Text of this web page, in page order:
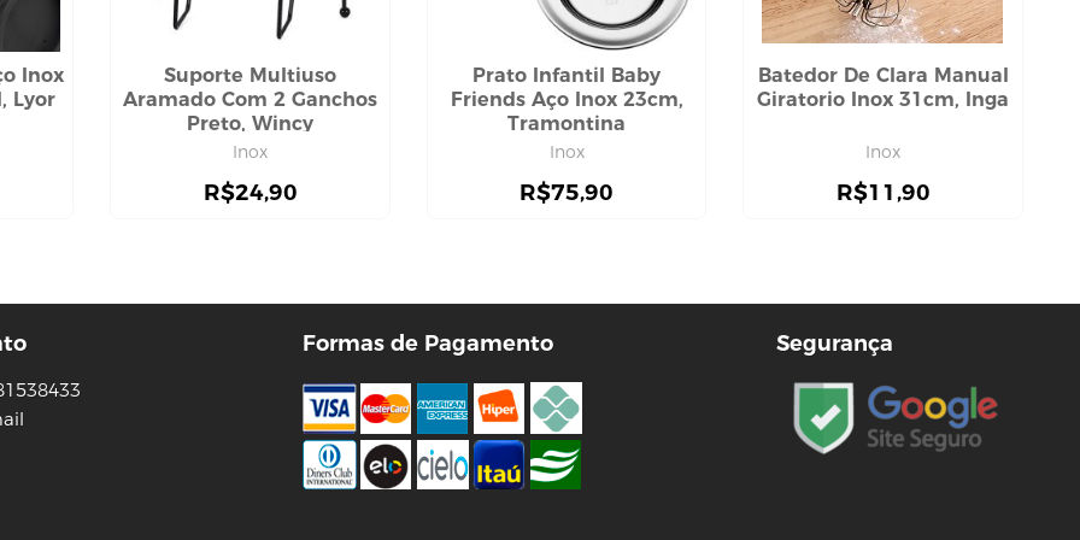
Inox
Lyor
Suporte Multiuso
Aramado Com 2 Ganchos
Preto, Wincy
Inox
R$24,90
Prato Infantil Baby
Friends Aço Inox 23cm,
Tramontina
Inox
R$75,90
Batedor De Clara Manual
Giratorio Inox 31cm, Inga
Inox
R$11,90
Formas de Pagamento Segurança